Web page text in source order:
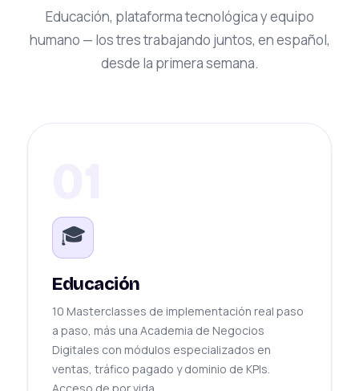
Educación, plataforma tecnológica y equipo
humano — los tres trabajando juntos, en español,
desde la primera semana.
🎓
Educación
10 Masterclasses de implementación real paso
a paso, más una Academia de Negocios
Digitales con módulos especializados en
ventas, tráfico pagado y dominio de KPIs.